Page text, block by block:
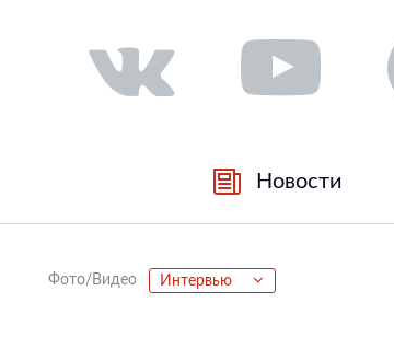
Новости
Фото/Видео Интервью